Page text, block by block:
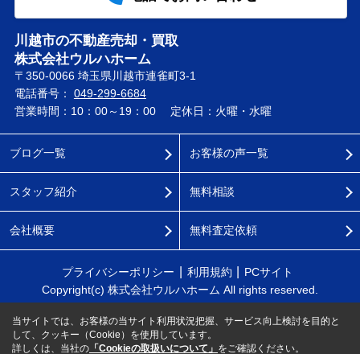
川越市の不動産売却・買取
株式会社ウルハホーム
〒350-0066 埼玉県川越市連雀町3-1
電話番号： 049-299-6684
営業時間：10：00～19：00
定休日：火曜・水曜
ブログ一覧
スタッフ紹介
会社概要
お客様の声一覧
無料相談
無料査定依頼
プライバシーポリシー 利用規約
PCサイト
Copyright(c) 株式会社ウルハホーム All rights reserved.
当サイトでは、お客様の当サイト利用状況把握、サービス向上検討を目的と
して、クッキー（Cookie）を使用しています。
詳しくは、当社の 「Cookieの取扱いについて」 をご確認ください。